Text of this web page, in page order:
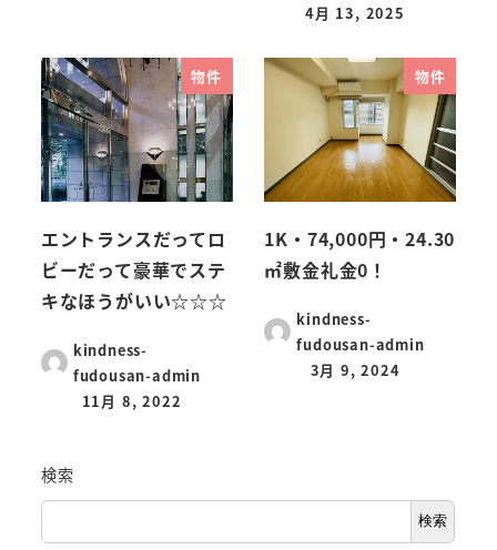
4月 13, 2025
物件
エントランスだってロ
ビーだって豪華でステ
キなほうがいい☆☆☆
kindness-
fudousan-admin
11月 8, 2022
物件
1K・74,000円・24.30
㎡敷金礼金0！
kindness-
fudousan-admin
3月 9, 2024
検索
検索